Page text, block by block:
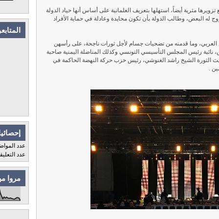
مثرية أيضاً، استهلها بتعريف العلمانية على أساس أنها حياد الدولة
له البعض، وطالب الدولة بأن تكون محايدة وعادلة في حماية الأفراد
العربي، وما قدمنه من تضحيات جسام لأجل ثورات ناجحة، على رأسهن
نائبة رئيس المجلس التأسيسي التونسي وكذلك المناضلة اليمنية صاحبة
الثورة الشيخ راشد الغنوشي، رئيس حزب حركة النهضة الحاكمة في
.
عدد
عدد
مروا